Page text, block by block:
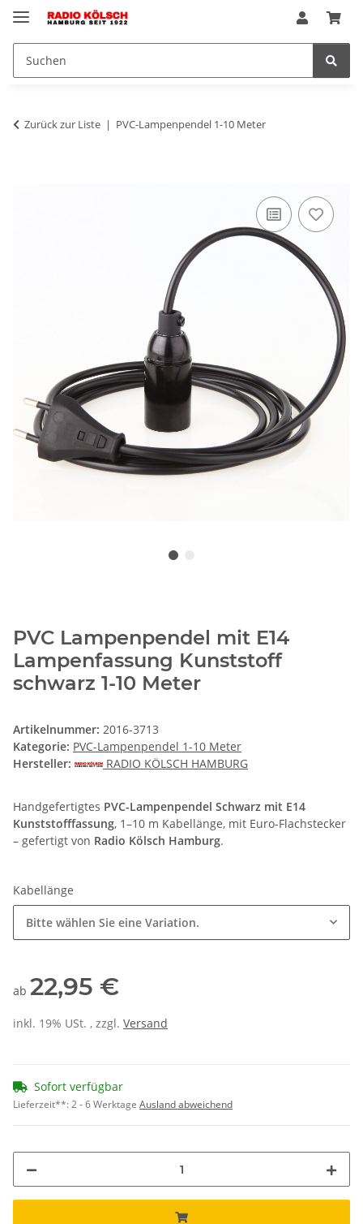
Zurück zur Liste PVC-Lampenpendel 1-10 Meter
PVC Lampenpendel mit E14
Lampenfassung Kunststoff
schwarz 1-10 Meter
Artikelnummer: 2016-3713
Kategorie: PVC-Lampenpendel 1-10 Meter
Hersteller:
RADIO KÖLSCH HAMBURG
Handgefertigtes PVC-Lampenpendel Schwarz mit E14
Kunststofffassung, 1–10 m Kabellänge, mit Euro-Flachstecker
– gefertigt von Radio Kölsch Hamburg.
Kabellänge
Bitte wählen Sie eine Variation.
ab 22,95 €
inkl. 19% USt. , zzgl. Versand
Sofort verfügbar
Lieferzeit**:2 - 6 Werktage Ausland abweichend